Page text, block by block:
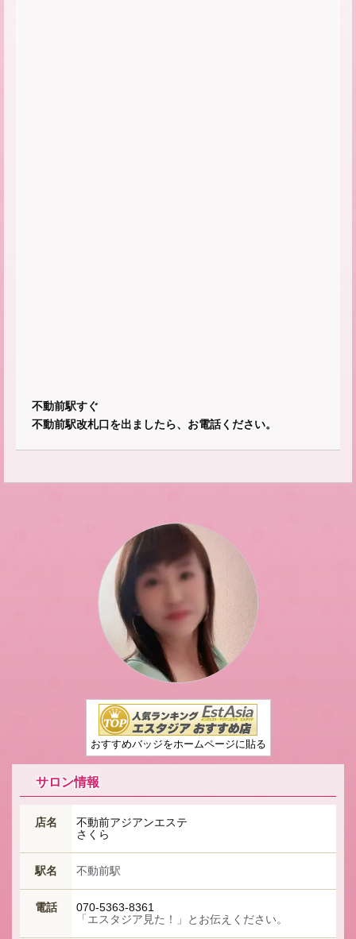
不動前駅すぐ
不動前駅改札口を出ましたら、お電話ください。
おすすめバッジをホームページに貼る
サロン情報
店名
不動前アジアンエステ
さくら
駅名 不動前駅
電話
070-5363-8361
「エスタジア見た！」とお伝えください。